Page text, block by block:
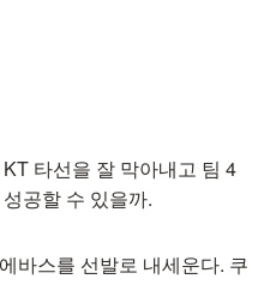
타선을 잘 막아내고 팀 4
공할 수 있을까.
바스를 선발로 내세운다. 쿠